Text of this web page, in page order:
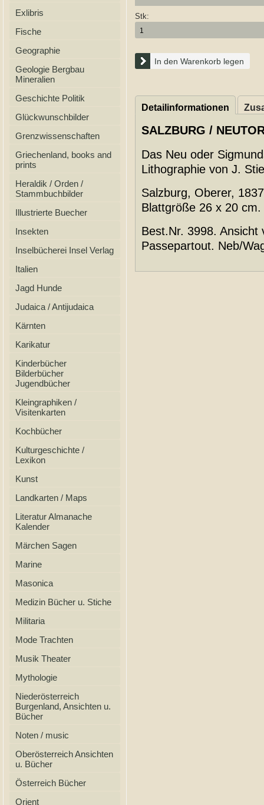
Exlibris
Fische
Geographie
Geologie Bergbau
Mineralien
Geschichte Politik
Glückwunschbilder
Grenzwissenschaften
Griechenland, books and
prints
Heraldik / Orden /
Stammbuchbilder
Illustrierte Buecher
Insekten
Inselbücherei Insel Verlag
Italien
Jagd Hunde
Judaica / Antijudaica
Kärnten
Karikatur
Kinderbücher
Bilderbücher
Jugendbücher
Kleingraphiken /
Visitenkarten
Kochbücher
Kulturgeschichte /
Lexikon
Kunst
Landkarten / Maps
Literatur Almanache
Kalender
Märchen Sagen
Marine
Masonica
Medizin Bücher u. Stiche
Militaria
Mode Trachten
Musik Theater
Mythologie
Niederösterreich
Burgenland, Ansichten u.
Bücher
Noten / music
Oberösterreich Ansichten
u. Bücher
Österreich Bücher
Orient
Stk:
In den Warenkorb legen
Detailinformationen
SALZBURG /
Das Neu oder
Lithographie von J.
Salzburg, Oberer,
Blattgröße 26 x 20 cm.
Best.Nr. 3998. Ansicht
Passepartout. Neb/